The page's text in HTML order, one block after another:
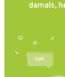
damals,